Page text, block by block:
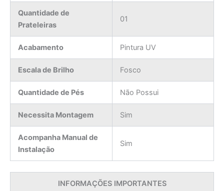
Quantidade de
Prateleiras
01
Acabamento Pintura UV
Escala de Brilho Fosco
Quantidade de Pés Não Possui
Necessita Montagem Sim
Acompanha Manual de
Instalação
Sim
INFORMAÇÕES IMPORTANTES